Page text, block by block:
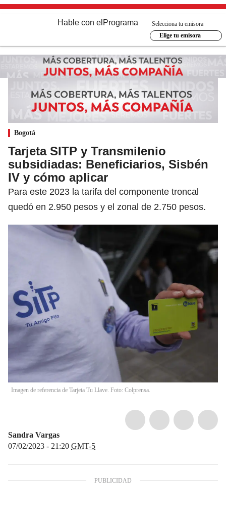
Hable con el Programa
Selecciona tu emisora
Elige tu emisora
Bogotá
Tarjeta SITP y Transmilenio
subsidiadas: Beneficiarios, Sisbén
IV y cómo aplicar
Para este 2023 la tarifa del componente troncal
quedó en 2.950 pesos y el zonal de 2.750 pesos.
Imagen de referencia de Tarjeta Tu Llave. Foto: Colprensa.
Sandra Vargas
07/02/2023 - 21:20 GMT-5